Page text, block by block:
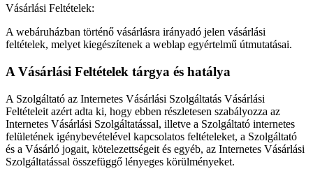
Vásárlási Feltételek:
A webáruházban történő vásárlásra irányadó jelen vásárlási
feltételek, melyet kiegészítenek a weblap egyértelmű útmutatásai.
A Vásárlási Feltételek tárgya és hatálya
A Szolgáltató az Internetes Vásárlási Szolgáltatás Vásárlási
Feltételeit azért adta ki, hogy ebben részletesen szabályozza az
Internetes Vásárlási Szolgáltatással, illetve a Szolgáltató internetes
felületének igénybevételével kapcsolatos feltételeket, a Szolgáltató
és a Vásárló jogait, kötelezettségeit és egyéb, az Internetes Vásárlási
Szolgáltatással összefüggő lényeges körülményeket.